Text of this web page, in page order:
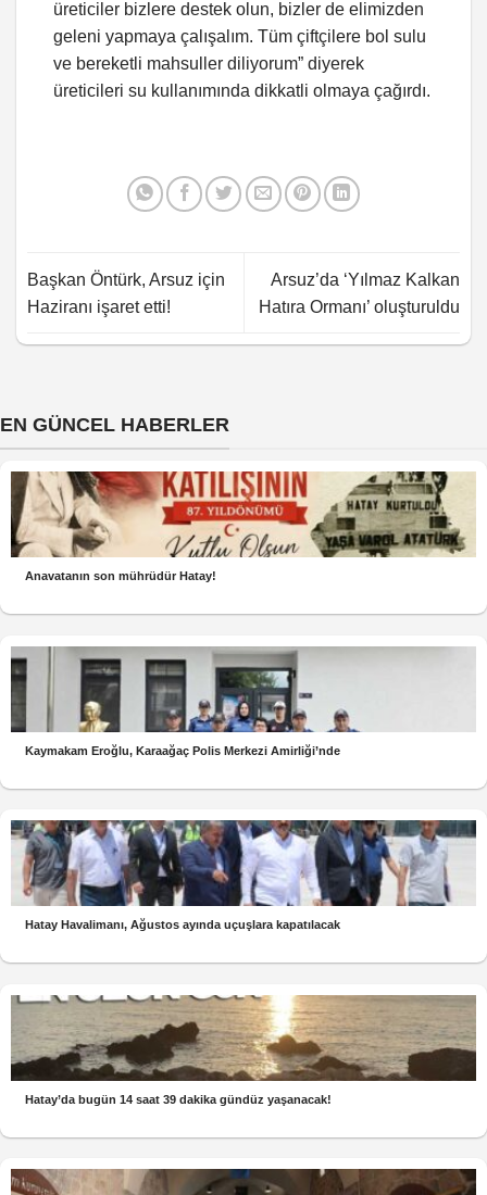
üreticiler bizlere destek olun, bizler de elimizden
geleni yapmaya çalışalım. Tüm çiftçilere bol sulu
ve bereketli mahsuller diliyorum” diyerek
üreticileri su kullanımında dikkatli olmaya çağırdı.
Başkan Öntürk, Arsuz için
Haziranı işaret etti!
Arsuz’da ‘Yılmaz Kalkan
Hatıra Ormanı’ oluşturuldu
EN GÜNCEL HABERLER
Anavatanın son mührüdür Hatay!
Kaymakam Eroğlu, Karaağaç Polis Merkezi Amirliği’nde
Hatay Havalimanı, Ağustos ayında uçuşlara kapatılacak
Hatay’da bugün 14 saat 39 dakika gündüz yaşanacak!